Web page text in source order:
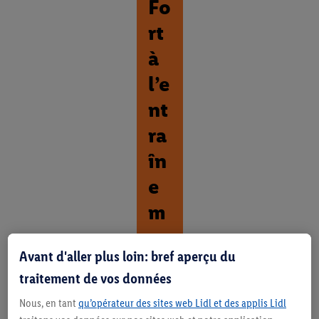
Fo
rt
à
l’e
nt
ra
în
e
m
en
t.
é
Avant d'aller plus loin: bref aperçu du
traitement de vos données
Nous, en tant qu’opérateur des sites web Lidl et des applis Lidl